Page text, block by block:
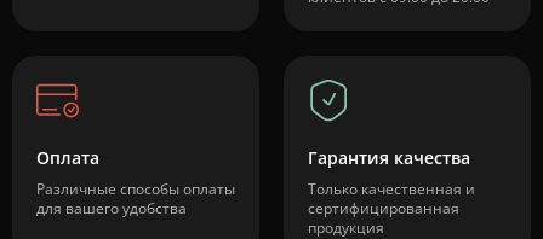
Оплата
Различные способы оплаты
для вашего удобства
Гарантия качества
Только качественная и
сертифицированная
продукция